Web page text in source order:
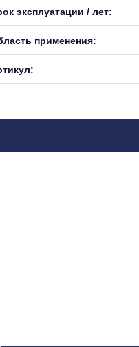
эксплуатации / лет:
применения: